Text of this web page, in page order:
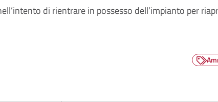
di rientrare in possesso dell’impianto per